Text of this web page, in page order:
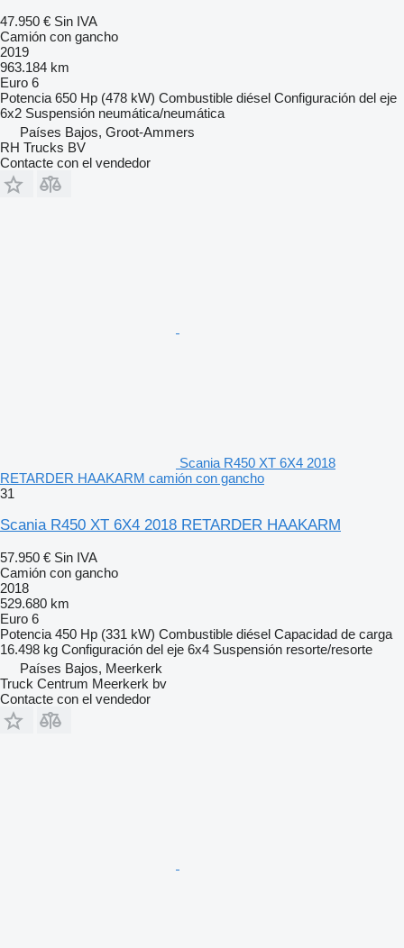
47.950 € Sin IVA
Camión con gancho
2019
963.184 km
Euro 6
Potencia 650 Hp (478 kW) Combustible diésel Configuración del eje
6x2 Suspensión neumática/neumática
Países Bajos, Groot-Ammers
RH Trucks BV
Contacte con el vendedor
Scania R450 XT 6X4 2018
RETARDER HAAKARM camión con gancho
31
Scania R450 XT 6X4 2018 RETARDER HAAKARM
57.950 € Sin IVA
Camión con gancho
2018
529.680 km
Euro 6
Potencia 450 Hp (331 kW) Combustible diésel Capacidad de carga
16.498 kg Configuración del eje 6x4 Suspensión resorte/resorte
Países Bajos, Meerkerk
Truck Centrum Meerkerk bv
Contacte con el vendedor